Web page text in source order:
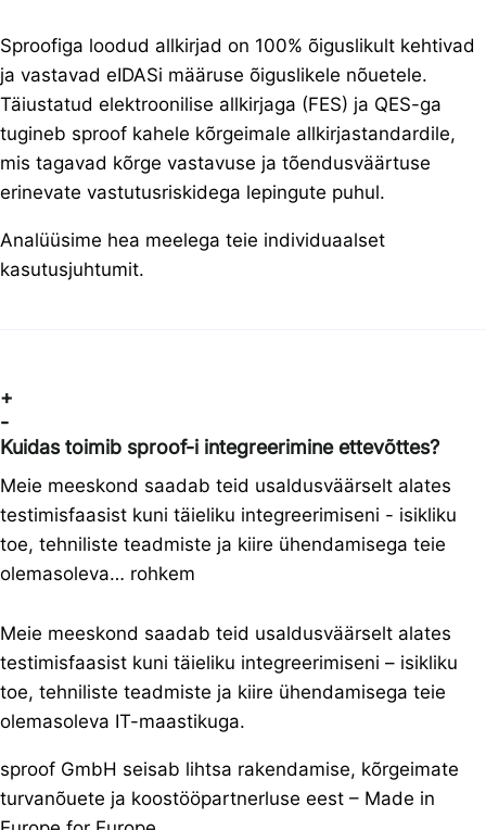
Sproofiga loodud allkirjad on 100% õiguslikult kehtivad
ja vastavad eIDASi määruse õiguslikele nõuetele.
Täiustatud elektroonilise allkirjaga (FES) ja QES-ga
tugineb sproof kahele kõrgeimale allkirjastandardile,
mis tagavad kõrge vastavuse ja tõendusväärtuse
erinevate vastutusriskidega lepingute puhul.
Analüüsime hea meelega teie individuaalset
kasutusjuhtumit.
+
-
Kuidas toimib sproof-i integreerimine ettevõttes?
Meie meeskond saadab teid usaldusväärselt alates
testimisfaasist kuni täieliku integreerimiseni - isikliku
toe, tehniliste teadmiste ja kiire ühendamisega teie
olemasoleva… rohkem
Meie meeskond saadab teid usaldusväärselt alates
testimisfaasist kuni täieliku integreerimiseni – isikliku
toe, tehniliste teadmiste ja kiire ühendamisega teie
olemasoleva IT-maastikuga.
sproof GmbH seisab lihtsa rakendamise, kõrgeimate
turvanõuete ja koostööpartnerluse eest – Made in